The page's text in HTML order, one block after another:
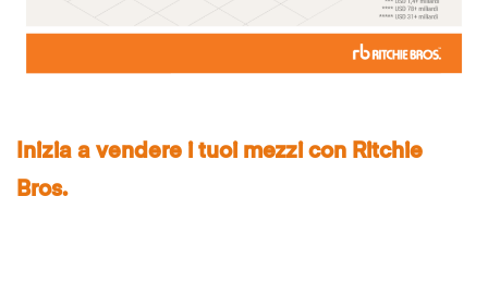
Inizia a vendere i tuoi mezzi con Ritchie
Bros.